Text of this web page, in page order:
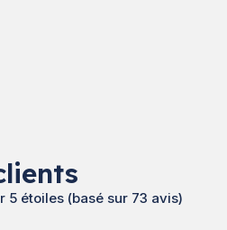
5 étoiles (basé sur 73 avis)